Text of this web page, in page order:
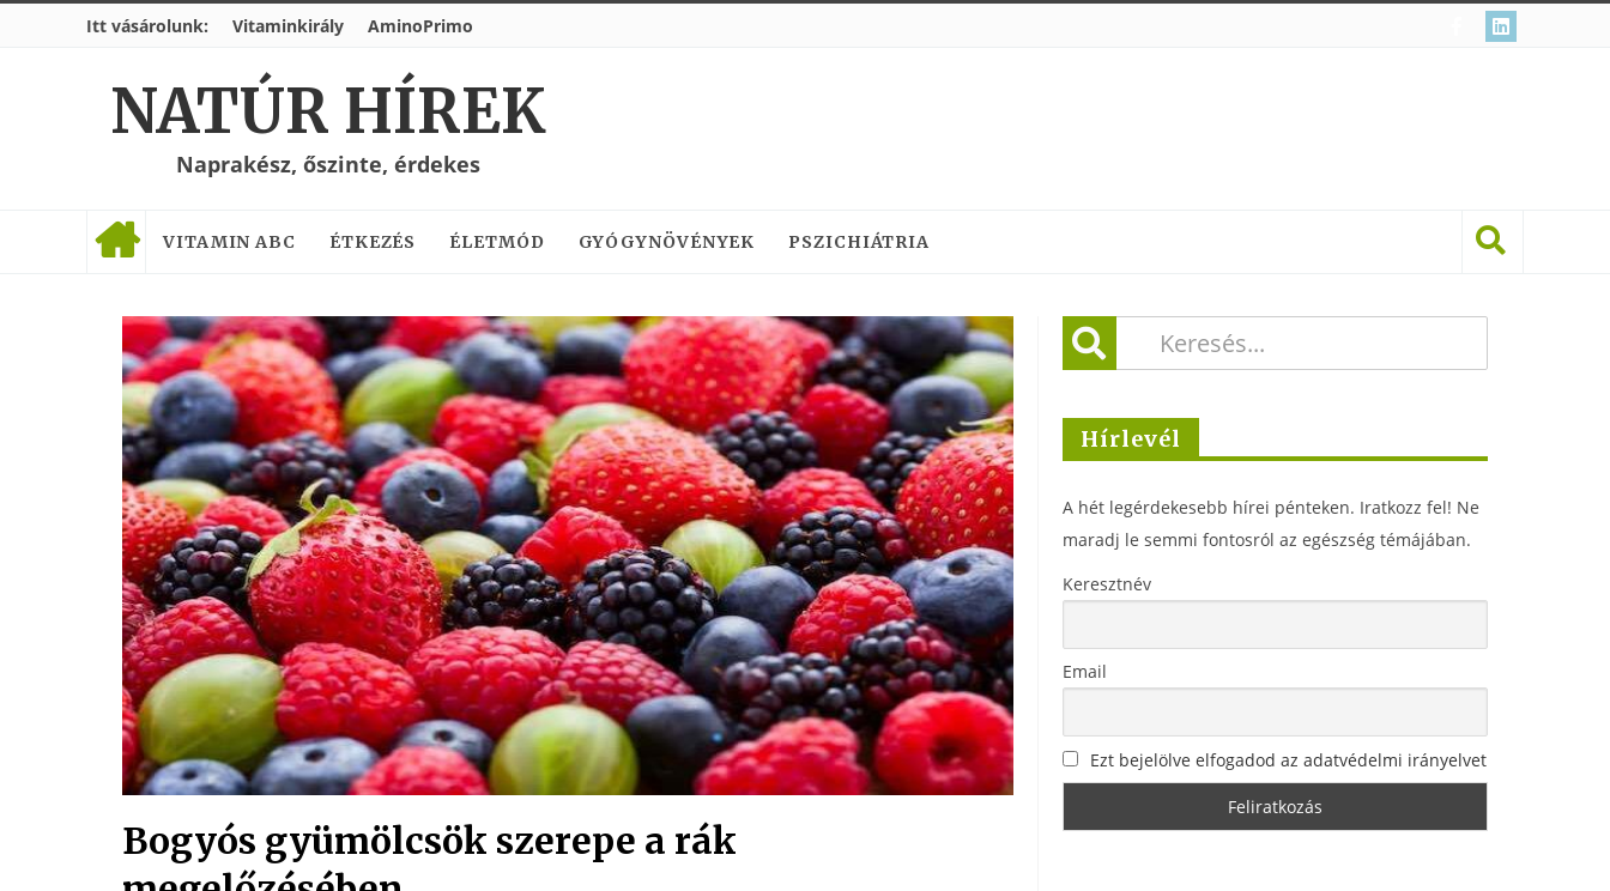
Itt vásárolunk: Vitaminkirály AminoPrimo
NATÚR HÍREK
Naprakész, őszinte, érdekes
VITAMIN ABC ÉTKEZÉS ÉLETMÓD GYÓGYNÖVÉNYEK PSZICHIÁTRIA
Bogyós gyümölcsök szerepe a rák
Hírlevél
A hét legérdekesebb hírei pénteken. Iratkozz fel! Ne
maradj le semmi fontosról az egészség témájában.
Keresztnév
Email
Ezt bejelölve elfogadod az adatvédelmi irányelvet